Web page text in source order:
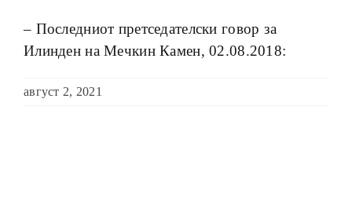
– Последниот претседателски говор за
Илинден на Мечкин Камен, 02.08.2018:
август 2, 2021